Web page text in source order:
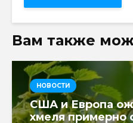
Вам также
НОВОСТИ
США и Европа
хмеля примерно